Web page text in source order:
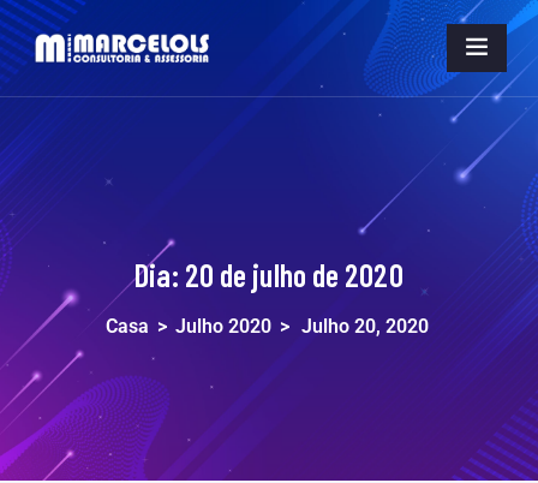
Dia: 20 de julho de 2020
Casa > Julho 2020 > Julho 20, 2020